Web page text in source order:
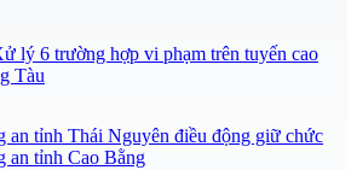
lý 6 trường hợp vi phạm trên tuyến cao
Tàu
an tỉnh Thái Nguyên điều động giữ chức
an tỉnh Cao Bằng